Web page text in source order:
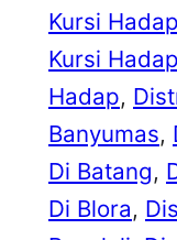
Kursi
Kursi Hadap
Hadap,
Banyumas,
Di Batang,
Di Blora,